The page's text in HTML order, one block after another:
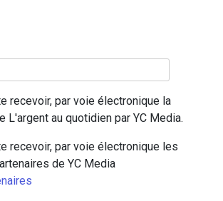
recevoir, par voie électronique la
L'argent au quotidien par YC Media.
recevoir, par voie électronique les
de YC Media